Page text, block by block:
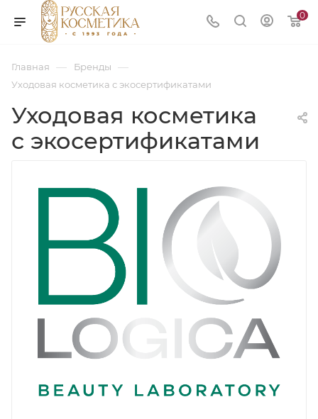
0
Главная — Бренды —
Уходовая косметика с экосертификатами
Уходовая косметика
с экосертификатами